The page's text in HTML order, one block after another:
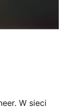
W sieci